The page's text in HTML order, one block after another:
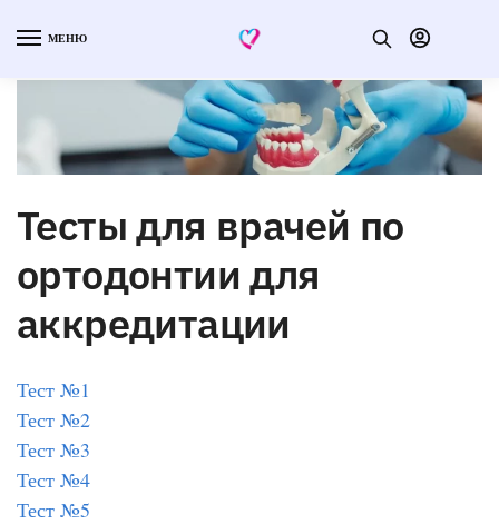
МЕНЮ
Тесты для врачей по
ортодонтии для
аккредитации
Тест №1
Тест №2
Тест №3
Тест №4
Тест №5